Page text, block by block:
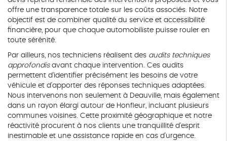
offre une transparence totale sur les coûts associés. Notre
objectif est de combiner qualité du service et accessibilité
financière, pour que chaque automobiliste puisse rouler en
toute sérénité.
Par ailleurs, nos techniciens réalisent des audits techniques
approfondisavant chaque intervention. Ces audits
permettent d'identifier précisément les besoins de votre
véhicule et d'apporter des réponses techniques adaptées.
Nous intervenons non seulement à Deauville, mais également
dans un rayon élargi autour de Honfleur, incluant plusieurs
communes voisines. Cette proximité géographique et notre
réactivité procurent à nos clients une tranquillité d'esprit
inestimable et une assistance rapide en cas d'urgence.